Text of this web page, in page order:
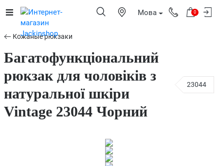
Мова 0
Кожаные рюкзаки
Багатофункціональний
рюкзак для чоловіків з
натуральної шкіри
Vintage 23044 Чорний
23044